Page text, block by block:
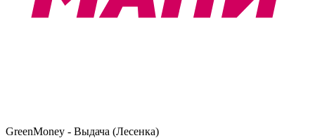
GreenMoney - Выдача (Лесенка)